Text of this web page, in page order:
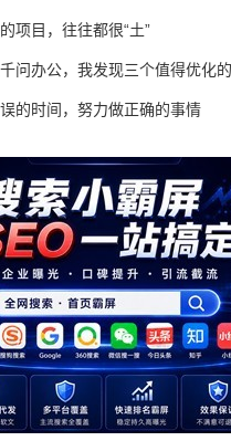
项目，往往都很“土”
问办公，我发现三个值得优化
的时间，努力做正确的事情